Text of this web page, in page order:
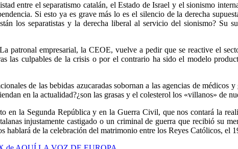
entre el separatismo catalán, el Estado de Israel y el sionismo
Si esto ya es grave más lo es el silencio de la derecha
los separatistas y la derecha liberal al servicio del sionismo? Su
patronal empresarial, la CEOE, vuelve a pedir que se reactive el
las culpables de la crisis o por el contrario ha sido el modelo
de las bebidas azucaradas sobornan a las agencias de médicos
en la actualidad?¿son las grasas y el colesterol los «villanos» de
en la Segunda República y en la Guerra Civil, que nos contará la
injustamente castigado o un criminal de guerra que recibió su
hablará de la celebración del matrimonio entre los Reyes Católicos, el